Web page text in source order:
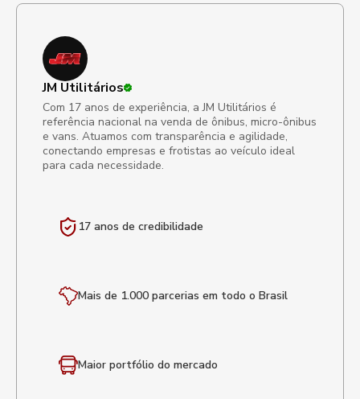
JM Utilitários
Com 17 anos de experiência, a JM Utilitários é
referência nacional na venda de ônibus, micro-ônibus
e vans. Atuamos com transparência e agilidade,
conectando empresas e frotistas ao veículo ideal
para cada necessidade.
17 anos de credibilidade
Mais de 1.000 parcerias em todo o Brasil
Maior portfólio do mercado